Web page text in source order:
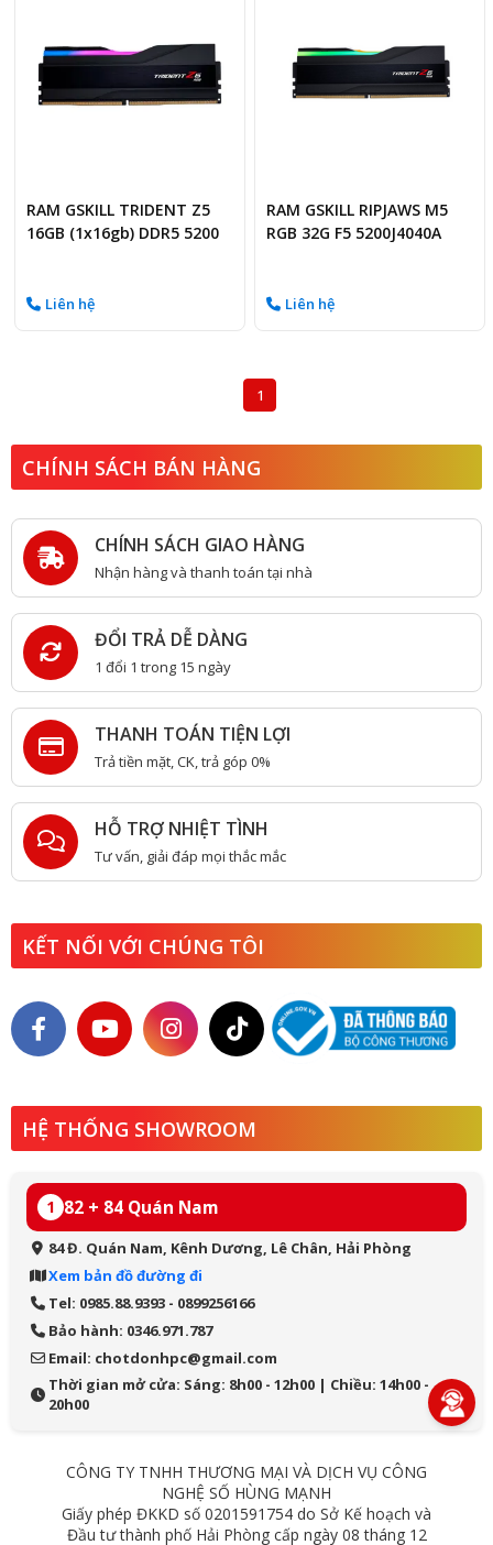
RAM GSKILL TRIDENT Z5
16GB (1x16gb) DDR5 5200
Liên hệ
RAM GSKILL RIPJAWS M5
RGB 32G F5 5200J4040A
Liên hệ
1
CHÍNH SÁCH BÁN HÀNG
CHÍNH SÁCH GIAO HÀNG
Nhận hàng và thanh toán tại nhà
ĐỔI TRẢ DỄ DÀNG
1 đổi 1 trong 15 ngày
THANH TOÁN TIỆN LỢI
Trả tiền mặt, CK, trả góp 0%
HỖ TRỢ NHIỆT TÌNH
Tư vấn, giải đáp mọi thắc mắc
KẾT NỐI VỚI CHÚNG TÔI
HỆ THỐNG SHOWROOM
1 82 + 84 Quán Nam
84 Đ. Quán Nam, Kênh Dương, Lê Chân, Hải Phòng
Xem bản đồ đường đi
Tel: 0985.88.9393 - 0899256166
Bảo hành: 0346.971.787
Email: chotdonhpc@gmail.com
Thời gian mở cửa: Sáng: 8h00 - 12h00 | Chiều: 14h00 -
20h00
CÔNG TY TNHH THƯƠNG MẠI VÀ DỊCH VỤ CÔNG
NGHỆ SỐ HÙNG MẠNH
Giấy phép ĐKKD số 0201591754 do Sở Kế hoạch và
Đầu tư thành phố Hải Phòng cấp ngày 08 tháng 12